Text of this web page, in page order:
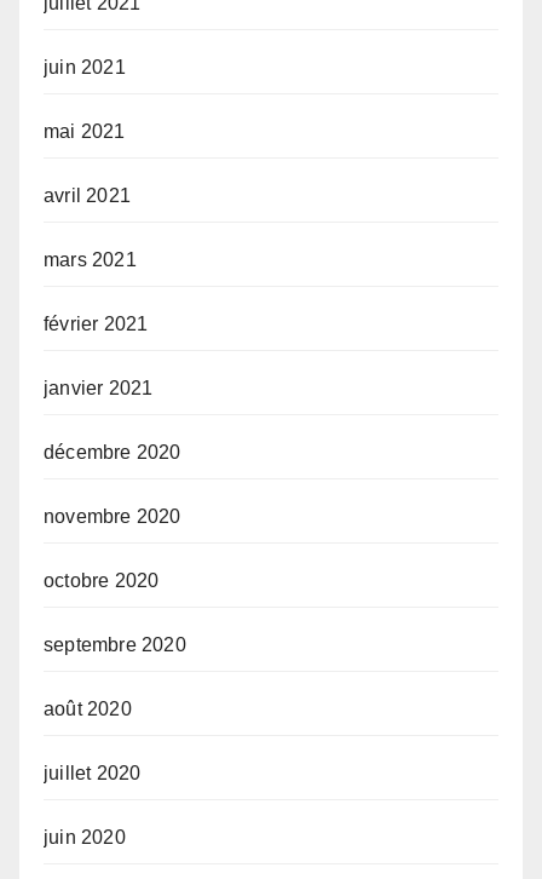
juin 2021
mai 2021
avril 2021
mars 2021
février 2021
janvier 2021
décembre 2020
novembre 2020
octobre 2020
septembre 2020
août 2020
juillet 2020
juin 2020